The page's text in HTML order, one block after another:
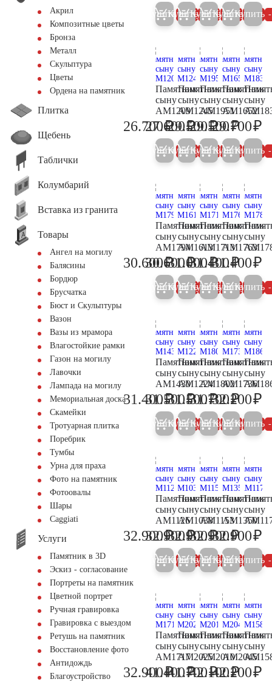
Акрил
Композитные цветы
Бронза
Металл
Скульптура
Цветы
Ордена на памятник
Плитка
Щебень
Таблички
Колумбарий
Вставка из гранита
Товары
Ангел на могилу
Балясины
Бордюр
Брусчатка
Бюст и Скульптуры
Вазон
Вазы из мрамора
Влагостойкие рамки
Газон на могилу
Лавочки
Лампада на могилу
Мемориальная доска
Скамейки
Тротуарная плитка
Поребрик
Тумбы
Урна для праха
Фото на памятник
Фотоовалы
Шары
Сaggiati
Услуги
Памятник в 3D
Эскиз - согласование
Портреты на памятник
Цветной портрет
Ручная гравировка
Гравировка с выездом
Ретушь на памятник
Восстановление фото
Антидождь
Благоустройство
Купить 5%
Купить 5%
Купить 5%
Купить 5%
Купить
Памятник
сыну
AM1209
28.100
26.700₽
Купить 5%
Памятник
сыну
AM1245
29.100
27.600₽
Купить 5%
Памятник
сыну
AM1951
31.100
29.500₽
Купить 5%
Памятник
сыну
AM1652
31.100
29.500₽
Купить 5%
сыну
29.700₽
Купить
Памятник
сыну
AM1794
32.200
30.600₽
Купить 5%
Памятник
сыну
AM1613
32.200
30.600₽
Купить 5%
Памятник
сыну
AM1713
32.600
31.000₽
Купить 5%
Памятник
сыну
AM1763
33.000
31.400₽
Купить 5%
сыну
31.400₽
Купить
Памятник
сыну
AM1430
33.000
31.400₽
Купить 5%
Памятник
сыну
AM1224
33.200
31.500₽
Купить 5%
Памятник
сыну
AM1802
33.200
31.500₽
Купить 5%
Памятник
сыну
AM1736
33.400
31.700₽
Купить 5%
сыну
32.200₽
Купить
Памятник
сыну
AM1126
34.600
32.900₽
Купить 5%
Памятник
сыну
AM1038
34.600
32.900₽
Купить 5%
Памятник
сыну
AM1153
34.600
32.900₽
Купить 5%
Памятник
сыну
AM1350
34.600
32.900₽
Купить 5%
сыну
32.900₽
Купить
Памятник
сыну
AM1717
34.600
32.900₽
Памятник
сыну
AM2025
43.600
41.400₽
Памятник
сыну
AM2010
43.900
41.700₽
Памятник
сыну
AM2045
44.300
42.100₽
сыну
42.200₽